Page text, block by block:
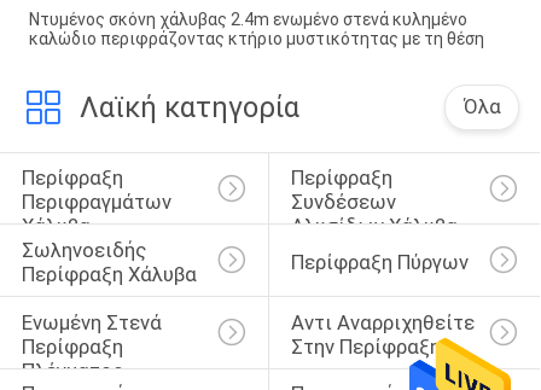
Ντυμένος σκόνη χάλυβας 2.4m ενωμένο στενά κυλημένο
καλώδιο περιφράζοντας κτήριο μυστικότητας με τη θέση
Λαϊκή κατηγορία Όλα
Περίφραξη
Περιφραγμάτων
Χάλυβα
Περίφραξη
Συνδέσεων
Αλυσίδων Χάλυβα
Σωληνοειδής
Περίφραξη Χάλυβα
Περίφραξη Πύργων
Ενωμένη Στενά
Περίφραξη
Πλέγματος
Αντι Αναρριχηθείτε
Στην Περίφραξη